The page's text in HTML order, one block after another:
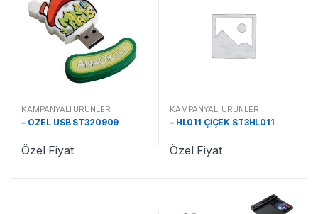
KAMPANYALI ÜRÜNLER
– ÖZEL USB ST320909
Özel Fiyat
KAMPANYALI ÜRÜNLER
– HL011 ÇİÇEK ST3HL011
Özel Fiyat